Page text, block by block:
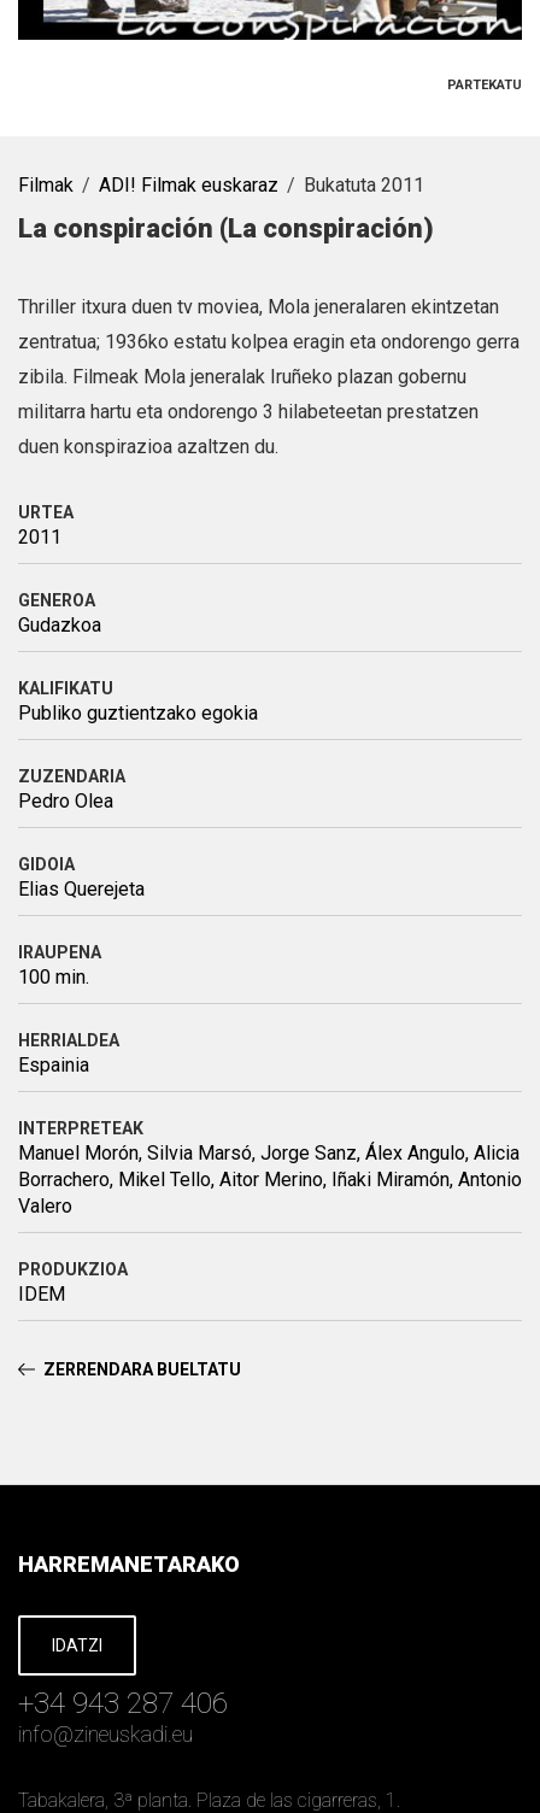
PARTEKATU
Filmak ADI! Filmak euskaraz Bukatuta 2011
La conspiración (La conspiración)
Thriller itxura duen tv moviea, Mola jeneralaren ekintzetan
zentratua; 1936ko estatu kolpea eragin eta ondorengo gerra
zibila. Filmeak Mola jeneralak Iruñeko plazan gobernu
militarra hartu eta ondorengo 3 hilabeteetan prestatzen
duen konspirazioa azaltzen du.
URTEA
2011
GENEROA
Gudazkoa
KALIFIKATU
Publiko guztientzako egokia
ZUZENDARIA
Pedro Olea
GIDOIA
Elias Querejeta
IRAUPENA
100 min.
HERRIALDEA
Espainia
INTERPRETEAK
Manuel Morón, Silvia Marsó, Jorge Sanz, Álex Angulo, Alicia
Borrachero, Mikel Tello, Aitor Merino, Iñaki Miramón, Antonio
Valero
PRODUKZIOA
IDEM
ZERRENDARA BUELTATU
HARREMANETARAKO
IDATZI
+34 943 287 406
info@zineuskadi.eu
Tabakalera, 3ª planta. Plaza de las cigarreras, 1.